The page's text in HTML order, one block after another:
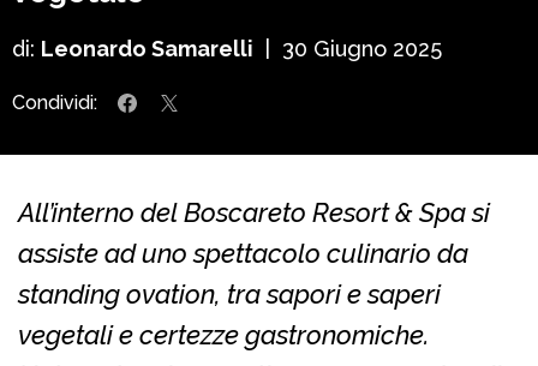
di: Leonardo Samarelli 30 Giugno 2025
Condividi:
All’interno del Boscareto Resort & Spa si
assiste ad uno spettacolo culinario da
standing ovation, tra sapori e saperi
vegetali e certezze gastronomiche.